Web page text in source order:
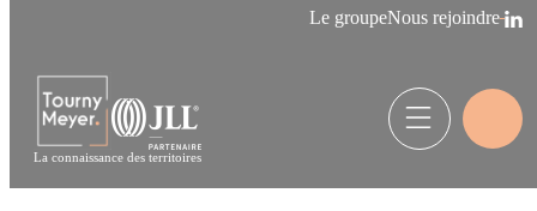
Le groupeNous rejoindre
La connaissance des territoires